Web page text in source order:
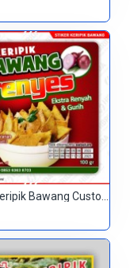
Label Keripik Bawang Custom